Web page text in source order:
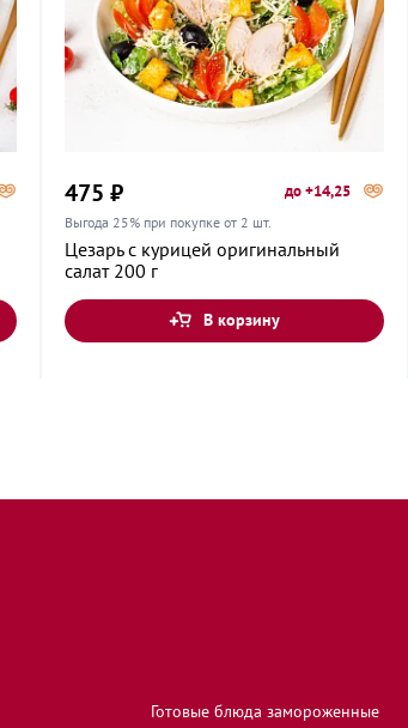
улица, 16
проспект,
улица, 16
улица, 47
475 ₽ до +14,25
Выгода 25% при покупке от 2 шт.
Цезарь с курицей оригинальный
салат 200 г
В корзину
Готовые блюда замороженные